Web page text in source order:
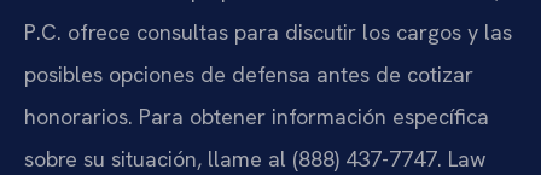
P.C. ofrece consultas para discutir los cargos y las
posibles opciones de defensa antes de cotizar
honorarios. Para obtener información específica
sobre su situación, llame al (888) 437-7747. Law